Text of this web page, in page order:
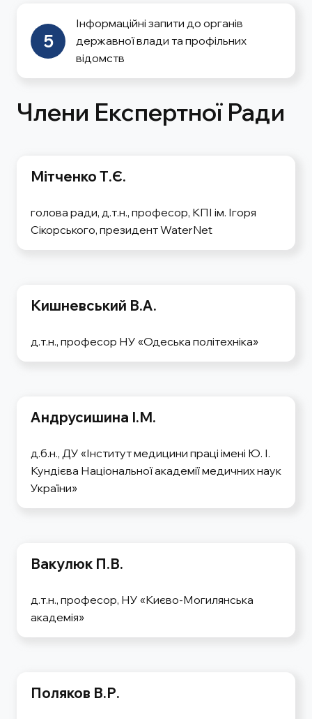
5
Інформаційні запити до органів
державної влади та профільних
відомств
Члени Експертної Ради
Мітченко Т.Є.
голова ради, д.т.н., професор, КПІ ім. Ігоря
Сікорського, президент WaterNet
Кишневський В.А.
д.т.н., професор НУ «Одеська політехніка»
Андрусишина І.М.
д.б.н., ДУ «Інститут медицини праці імені Ю. І.
Кундієва Національної академії медичних наук
України»
Вакулюк П.В.
д.т.н., професор, НУ «Києво-Могилянська
академія»
Поляков В.Р.